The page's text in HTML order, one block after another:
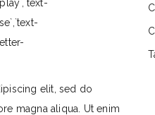
elit, sed do
magna aliqua. Ut enim